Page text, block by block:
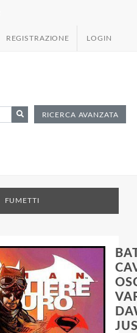
REGISTRAZIONE LOGIN
RICERCA AVANZATA
FUMETTI